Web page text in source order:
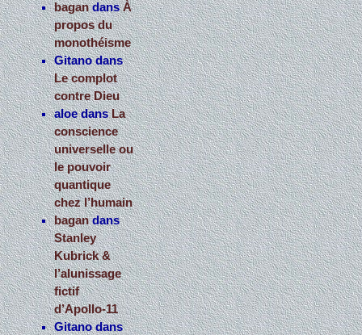
bagandansÀ
propos du
monothéisme
Gitanodans
Le complot
contre Dieu
aloedansLa
conscience
universelle ou
le pouvoir
quantique
chez l’humain
bagandans
Stanley
Kubrick &
l’alunissage
fictif
d’Apollo-11
Gitanodans